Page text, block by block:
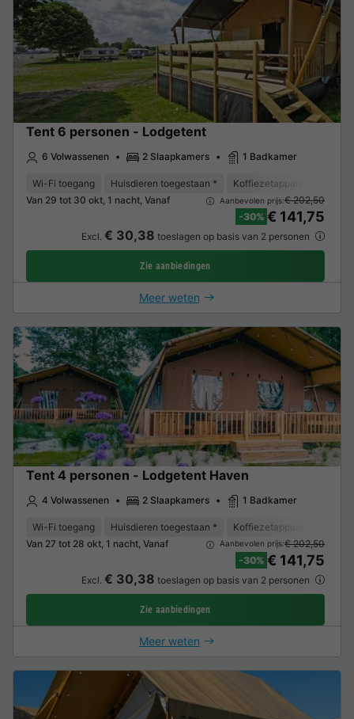
Tent 6 personen - Lodgetent
6 Volwassenen 2 Slaapkamers 1 Badkamer
Wi-Fi toegang Huisdieren toegestaan * Koffiezetapparaat
Van 29 tot 30 okt, 1 nacht, Vanaf
Aanbevolen prijs:€ 202,50
-30% € 141,75
Excl. € 30,38 toeslagen op basis van 2 personen
Zie aanbiedingen
Meer weten
Tent 4 personen - Lodgetent Haven
4 Volwassenen 2 Slaapkamers 1 Badkamer
Wi-Fi toegang Huisdieren toegestaan * Koffiezetapparaat
Van 27 tot 28 okt, 1 nacht, Vanaf
Aanbevolen prijs:€ 202,50
-30% € 141,75
Excl. € 30,38 toeslagen op basis van 2 personen
Zie aanbiedingen
Meer weten